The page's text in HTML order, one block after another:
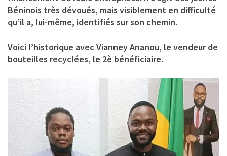
Béninois très dévoués, mais visiblement en difficulté
qu’il a, lui-même, identifiés sur son chemin.
Voici l’historique avec Vianney Ananou, le vendeur de
bouteilles recyclées, le 2è bénéficiaire.